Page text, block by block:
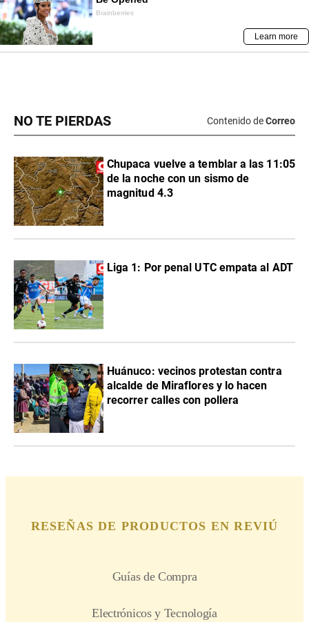
NO TE PIERDAS Contenido deCorreo
Chupaca vuelve a temblar a las 11:05
de la noche con un sismo de
magnitud 4.3
Liga 1: Por penal UTC empata al ADT
Huánuco: vecinos protestan contra
alcalde de Miraflores y lo hacen
recorrer calles con pollera